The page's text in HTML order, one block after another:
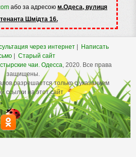
або за адресою м.Одеса, вулиця
Шмідта 16.
через интернет|
Написать
| Старый сайт
чаи. Одесса, 2020. Все права
защищены.
разрешается только с указанием
ссылки на этот сайт